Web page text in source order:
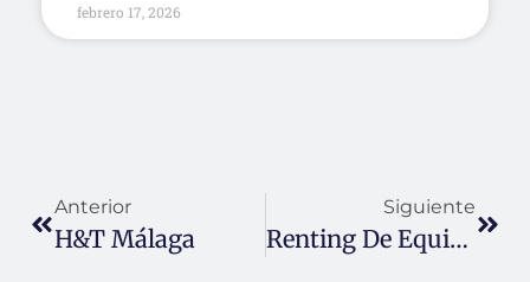
febrero 17, 2026
Anterior
H&T Málaga
Siguiente
Renting De Equipos